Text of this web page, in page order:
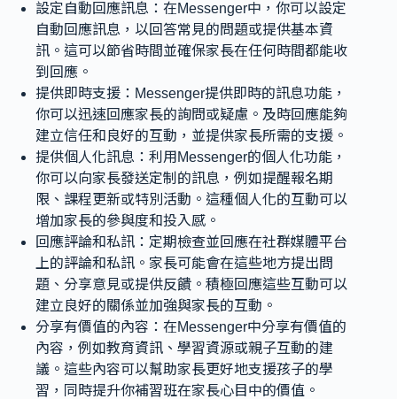
設定自動回應訊息：在Messenger中，你可以設定
自動回應訊息，以回答常見的問題或提供基本資
訊。這可以節省時間並確保家長在任何時間都能收
到回應。
提供即時支援：Messenger提供即時的訊息功能，
你可以迅速回應家長的詢問或疑慮。及時回應能夠
建立信任和良好的互動，並提供家長所需的支援。
提供個人化訊息：利用Messenger的個人化功能，
你可以向家長發送定制的訊息，例如提醒報名期
限、課程更新或特別活動。這種個人化的互動可以
增加家長的參與度和投入感。
回應評論和私訊：定期檢查並回應在社群媒體平台
上的評論和私訊。家長可能會在這些地方提出問
題、分享意見或提供反饋。積極回應這些互動可以
建立良好的關係並加強與家長的互動。
分享有價值的內容：在Messenger中分享有價值的
內容，例如教育資訊、學習資源或親子互動的建
議。這些內容可以幫助家長更好地支援孩子的學
習，同時提升你補習班在家長心目中的價值。